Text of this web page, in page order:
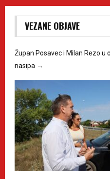
VEZANE OBJAVE
Župan Posavec i Milan Rezo u
nasipa →